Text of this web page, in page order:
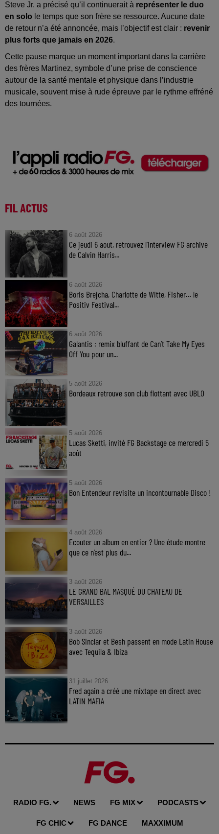
Steve Jr. a précisé qu’il continuerait à représenter le duo
en solo le temps que son frère se ressource. Aucune date
de retour n’a été annoncée, mais l’objectif est clair : revenir
plus forts que jamais en 2026.
Cette pause marque un moment important dans la carrière
des frères Martinez, symbole d’une prise de conscience
autour de la santé mentale et physique dans l’industrie
musicale, souvent mise à rude épreuve par le rythme effréné
des tournées.
FIL ACTUS
6 août 2026
Ce jeudi 6 aout, retrouvez l'interview FG archive
de Calvin Harris...
6 août 2026
Boris Brejcha, Charlotte de Witte, Fisher… le
Positiv Festival...
6 août 2026
Galantis : remix bluffant de Can’t Take My Eyes
Off You pour un...
5 août 2026
Bordeaux retrouve son club flottant avec UBLO
5 août 2026
Lucas Sketti, invité FG Backstage ce mercredi 5
août
5 août 2026
Bon Entendeur revisite un incontournable Disco !
4 août 2026
Ecouter un album en entier ? Une étude montre
que ce n’est plus du...
3 août 2026
LE GRAND BAL MASQUÉ DU CHATEAU DE
VERSAILLES
3 août 2026
Bob Sinclar et Besh passent en mode Latin House
avec Tequila & Ibiza
31 juillet 2026
Fred again a créé une mixtape en direct avec
LATIN MAFIA
RADIO FG. NEWS FG MIX PODCASTS
FG CHIC FG DANCE MAXXIMUM